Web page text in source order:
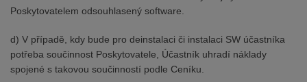
Poskytovatelem odsouhlasený software.
d) V případě, kdy bude pro deinstalaci či instalaci SW účastníka
potřeba součinnost Poskytovatele, Účastník uhradí náklady
spojené s takovou součinností podle Ceníku.